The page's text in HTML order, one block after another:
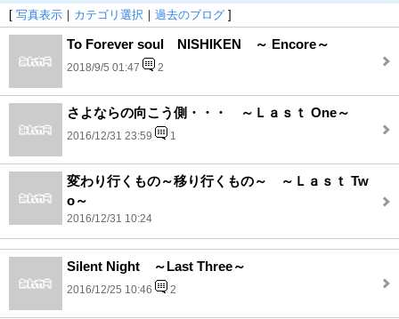
[ 写真表示 ｜ カテゴリ選択 ｜ 過去のブログ ]
To Forever soul NISHIKEN ～ Encore～
2018/9/5 01:47 2
さよならの向こう側・・・ ～Ｌａｓｔ One～
2016/12/31 23:59 1
変わり行くもの～移り行くもの～ ～Ｌａｓｔ Tw
o～
2016/12/31 10:24
Silent Night ～Last Three～
2016/12/25 10:46 2